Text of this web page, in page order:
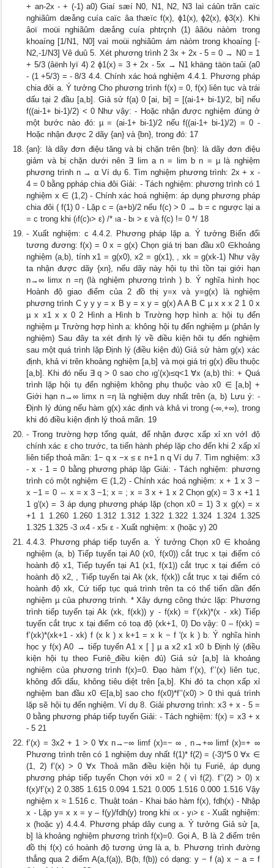
+ an-2x - + (-1) a0) Giaí sæí N0, N1, N2, N3 laì cáûn trãn caïc
nghiãûm dæång cuía caïc âa thæïc f(x), ϕ1(x), ϕ2(x), ϕ3(x). Khi
âoï moüi nghiãûm dæång cuía phtrçnh (1) âãöu nàòm trong
khoaíng [1/N1, N0] vaì moüi nghiãûm ám nàòm trong khoaíng [-
N2,-1/N3] Vê duû 5. Xét phương trình 2 3x + 2x - 5 = 0 → N0 = 1
+ 5/3 (âënh lyï 4) 2 ϕ1(x) = 3 + 2x - 5x → N1 khäng täön taûi (a0
- (1 +5/3) = - 8/3 4.4. Chính xác hoá nghiệm 4.4.1. Phương pháp
chia đôi a. Ý tưởng Cho phương trình f(x) = 0, f(x) liên tục và trái
dấu tại 2 đầu [a,b]. Giả sử f(a) 0 [ai, bi] = [(ai-1+ bi-1)/2, bi] nếu
f((ai-1+ bi-1)/2) < 0 Như vậy: - Hoặc nhận được nghiệm đúng ở
một bước nào đó: µ = (ai-1+ bi-1)/2 nếu f((ai-1+ bi-1)/2) = 0 -
Hoặc nhận được 2 dãy {an} và {bn}, trong đó: 17
{an}: là dãy đơn điệu tăng và bị chặn trên {bn}: là dãy đơn điệu
giảm và bị chặn dưới nên ∃ lim a n = lim b n = µ là nghiệm
phương trình n → α Ví dụ 6. Tìm nghiệm phương trình: 2x + x -
4 = 0 bằng ppháp chia đôi Giải: - Tách nghiệm: phương trình có 1
nghiệm x ∈ (1,2) - Chính xác hoá nghiệm: áp dụng phương pháp
chia đôi ( f(1) 0 - Lặp c = (a+b)/2 nếu f(c) > 0 → b = c ngược lại a
= c trong khi (⏐f(c)⏐> ε) /* ⏐a - b⏐ > ε và f(c) != 0 */ 18
- Xuất nghiệm: c 4.4.2. Phương pháp lặp a. Ý tưởng Biến đổi
tương đương: f(x) = 0 x = g(x) Chọn giá trị ban đầu x0 ∈khoảng
nghiệm (a,b), tính x1 = g(x0), x2 = g(x1), , xk = g(xk-1) Như vậy
ta nhận được dãy {xn}, nếu dãy này hội tụ thì tồn tại giới hạn
n→∞ limx n =η (là nghiệm phương trình ) b. Ý nghĩa hình học
Hoành độ giao điểm của 2 đồ thị y=x và y=g(x) là nghiệm
phương trình C y y y = x B y = x y = g(x) A A B C µ x x x 2 1 0 x
µ x x1 x x 0 2 Hình a Hình b Trường hợp hình a: hội tụ đến
nghiệm µ Trường hợp hình a: không hội tụ đến nghiệm µ (phân ly
nghiệm) Sau đây ta xét định lý về điều kiện hôi tụ đến nghiệm
sau một quá trình lặp Định lý (điều kiện đủ) Giả sử hàm g(x) xác
định, khả vi trên khoảng nghiệm [a,b] và mọi giá trị g(x) đều thuộc
[a,b]. Khi đó nếu ∃ q > 0 sao cho ⏐g’(x)⏐≤q<1 ∀x (a,b) thì: + Quá
trình lặp hội tụ đến nghiệm không phụ thuộc vào x0 ∈ [a,b] +
Giới hạn n→∞ limx n =η là nghiệm duy nhất trên (a, b) Lưu ý: -
Định lý đúng nếu hàm g(x) xác định và khả vi trong (-∞,+∞), trong
khi đó điều kiện định lý thoả mãn. 19
- Trong trường hợp tổng quát, để nhận được xấp xỉ xn vớI độ
chính xác ε cho trước, ta tiến hành phép lặp cho đến khi 2 xấp xỉ
liên tiếp thoả mãn: 1− q x −x ≤ ε n+1 n q Ví dụ 7. Tìm nghiệm: x3
- x - 1 = 0 bằng phương pháp lặp Giải: - Tách nghiệm: phương
trình có một nghiệm ∈ (1,2) - Chính xác hoá nghiệm: x + 1 x 3 −
x −1 = 0 ⇔ x = x 3 −1; x = ; x = 3 x + 1 x 2 Chọn g(x) = 3 x +1 1
1 g'(x) = 3 áp dụng phương pháp lặp (chọn x0 = 1) 3 x g(x) = x
+1 1 1.260 1.260 1.312 1.312 1.322 1.322 1.324 1.324 1.325
1.325 1.325 -3 ⏐x4 - x5⏐ ε - Xuất nghiệm: x (hoặc y) 20
4.4.3. Phương pháp tiếp tuyến a. Ý tưởng Chọn x0 ∈ khoảng
nghiệm (a, b) Tiếp tuyến tại A0 (x0, f(x0)) cắt trục x tại điểm có
hoành độ x1, Tiếp tuyến tại A1 (x1, f(x1)) cắt trục x tại điểm có
hoành độ x2, , Tiếp tuyến tại Ak (xk, f(xk)) cắt trục x tại điểm có
hoành độ xk, Cứ tiếp tục quá trình trên ta có thể tiến dần đến
nghiệm µ của phương trình. * Xây dựng công thức lặp: Phương
trình tiếp tuyến tại Ak (xk, f(xk)) y - f(xk) = f’(xk)*(x - xk) Tiếp
tuyến cắt trục x tại điểm có toạ độ (xk+1, 0) Do vậy: 0 – f(xk) =
f’(xk)*(xk+1 - xk) f (x k ) x k+1 = x k − f '(x k ) b. Ý nghĩa hình
học y f(x) A0 → tiếp tuyến A1 x [ ] µ a x2 x1 x0 b Định lý (điều
kiện hội tụ theo Furiê_điều kiện đủ) Giả sử [a,b] là khoảng
nghiệm của phương trình f(x)=0. Đạo hàm f’(x), f’’(x) liên tục,
không đổi dấu, không tiêu diệt trên [a,b]. Khi đó ta chọn xấp xỉ
nghiệm ban đầu x0 ∈[a,b] sao cho f(x0)*f’’(x0) > 0 thì quá trình
lặp sẽ hội tụ đến nghiệm. Ví dụ 8. Giải phương trình: x3 + x - 5 =
0 bằng phương pháp tiếp tuyến Giải: - Tách nghiệm: f(x) = x3 + x
- 5 21
f’(x) = 3x2 + 1 > 0 ∀x n→−∞ limf (x)=− ∞ , n→+∞ limf (x)=+ ∞
Phương trình trên có 1 nghiệm duy nhất f(1)* f(2) = (-3)*5 0 ∀x ∈
(1, 2) f’(x) > 0 ∀x Thoả mãn điều kiện hội tụ Furiê, áp dụng
phương pháp tiếp tuyến Chọn với x0 = 2 ( vì f(2). f’’(2) > 0) x
f(x)/f’(x) 2 0.385 1.615 0.094 1.521 0.005 1.516 0.000 1.516 Vậy
nghiệm x ≈ 1.516 c. Thuật toán - Khai báo hàm f(x), fdh(x) - Nhập
x - Lặp y= x x = y – f(y)/fdh(y) trong khi ⏐x - y⏐> ε - Xuất nghiệm:
x (hoặc y) 4.4.4. Phương pháp dây cung a. Ý tưởng Giả sử [a,
b] là khoảng nghiệm phương trình f(x)=0. Gọi A, B là 2 điểm trên
đồ thị f(x) có hoành độ tương ứng là a, b. Phương trình đường
thẳng qua 2 điểm A(a,f(a)), B(b, f(b)) có dạng: y − f (a) x − a = f